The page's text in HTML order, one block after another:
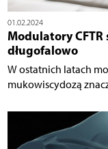
01.02.2024
Modulatory
długofalowo
W ostatnich latach
mukowiscydozą